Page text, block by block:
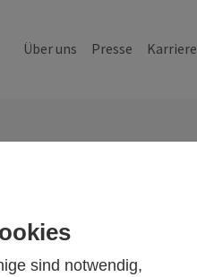
sind notwendig,
Über uns Presse Karriere